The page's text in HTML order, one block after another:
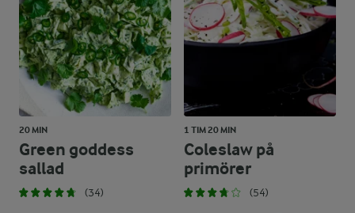
20 MIN
Green goddess
sallad
(34)
1 TIM 20 MIN
Coleslaw på
primörer
(54)